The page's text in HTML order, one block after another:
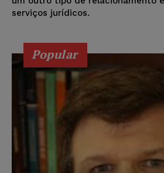
serviços jurídicos.
Popular